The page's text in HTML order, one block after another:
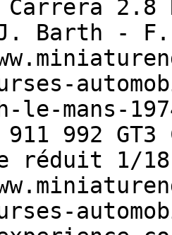
Carrera 2.8
Barth - F.
le-mans-
992 GT3
réduit 1/